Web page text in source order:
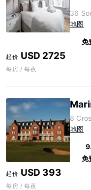
36
地图
免
起价 USD 2725
每房 / 每夜
8
地图
免
起价 USD 393
每房 / 每夜